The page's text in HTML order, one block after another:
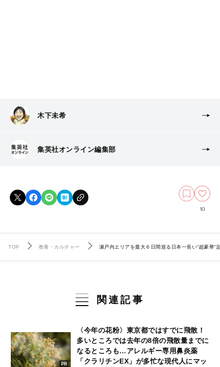
木下未希
集英社オンライン編集部
10
TOP 教養・カルチャー 瀬戸内エリアを最大６日間巡る日本一長い“超豪華
関連記事
〈今年の花粉〉東京都ではすでに飛散！
多いところでは去年の8倍の飛散量までに
なるところも…アレルギー専用鼻炎薬
「クラリチンEX」が多忙な現代人にマッ